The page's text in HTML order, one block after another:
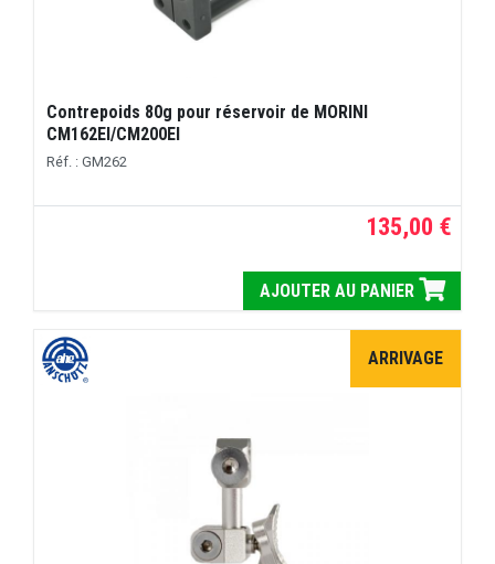
Contrepoids 80g pour réservoir de MORINI
CM162EI/CM200EI
Réf. : GM262
135,00 €
AJOUTER AU PANIER
ARRIVAGE